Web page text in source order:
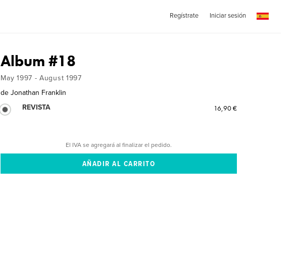
Regístrate Iniciar sesión
Album #18
May 1997 - August 1997
de Jonathan Franklin
REVISTA
16,90 €
El IVA se agregará al finalizar el pedido.